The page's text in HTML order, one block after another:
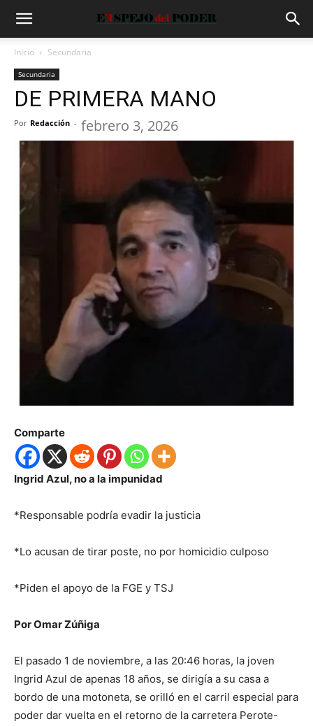
Inicio Secundaria
Secundaria
DE PRIMERA MANO
Por Redacción - febrero 3, 2026
Comparte
Ingrid Azul, no a la impunidad
*Responsable podría evadir la justicia
*Lo acusan de tirar poste, no por homicidio culposo
*Piden el apoyo de la FGE y TSJ
Por Omar Zúñiga
El pasado 1 de noviembre, a las 20:46 horas, la joven
Ingrid Azul de apenas 18 años, se dirigía a su casa a
bordo de una motoneta, se orilló en el carril especial para
poder dar vuelta en el retorno de la carretera Perote-